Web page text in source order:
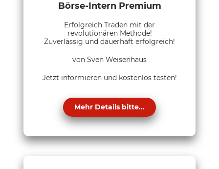
Börse-Intern Premium
Erfolgreich Traden mit der
revolutionären Methode!
Zuverlässig und dauerhaft erfolgreich!
von Sven Weisenhaus
Jetzt informieren und kostenlos testen!
Mehr Details bitte...